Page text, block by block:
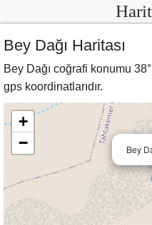
Bey Dağı Haritası
Bey Dağı coğrafi konumu
gps koordinatlarıdır.
Bey
+
−